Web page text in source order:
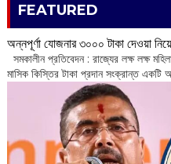
FEATURED
অন্নপূর্ণা যোজনার ৩০০০ টাকা দেওয়া
সমকালীন প্রতিবেদন : রাজ্যের লক্ষ লক্ষ
মাসিক কিস্তির টাকা প্রদান সংক্রান্ত একটি